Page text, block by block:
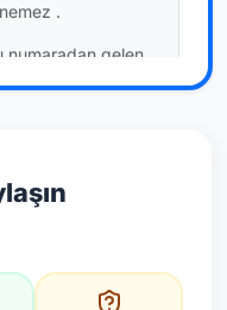
.
numaradan gelen
önerilir; bu bir site
yorumlarına göre